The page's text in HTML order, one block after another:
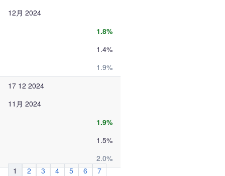
12月 2024
1.8%
1.4%
1.9%
17 12 2024
11月 2024
1.9%
1.5%
2.0%
1
2 3 4 5 6
7